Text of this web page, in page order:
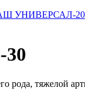
УНИВЕРСАЛ-
тяжелой